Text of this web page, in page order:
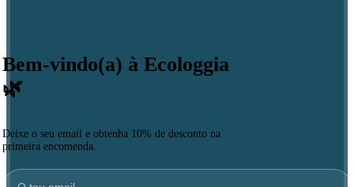
Bem-vindo(a) à Ecologgia
🌿
Deixe o seu email e obtenha 10% de desconto na
primeira encomenda.